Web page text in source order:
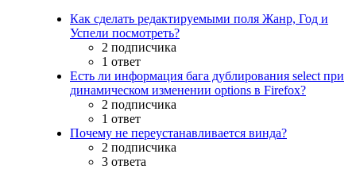
Как сделать редактируемыми поля Жанр, Год и
Успели посмотреть?
2 подписчика
1 ответ
Есть ли информация бага дублирования select при
динамическом изменении options в Firefox?
2 подписчика
1 ответ
Почему не переустанавливается винда?
2 подписчика
3 ответа